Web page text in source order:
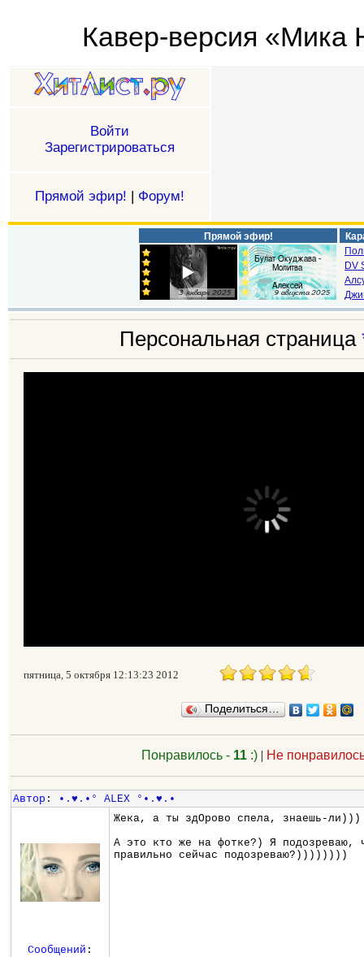
Кавер-версия «Мика
Войти
Зарегистрироваться
Прямой эфир! | Форум!
Прямой эфир!
DV
Персональная страница
пятница, 5 октября 12:13:23 2012
Поделиться…
Понравилось - 11:)| Не
Автор :
•.♥.•° ALEX °•.♥.•
Жека, а ты здОрово спела, знаешь-
А это кто же на фотке?) Я
правильно сейчас подозреваю?))))))))
Сообщений :